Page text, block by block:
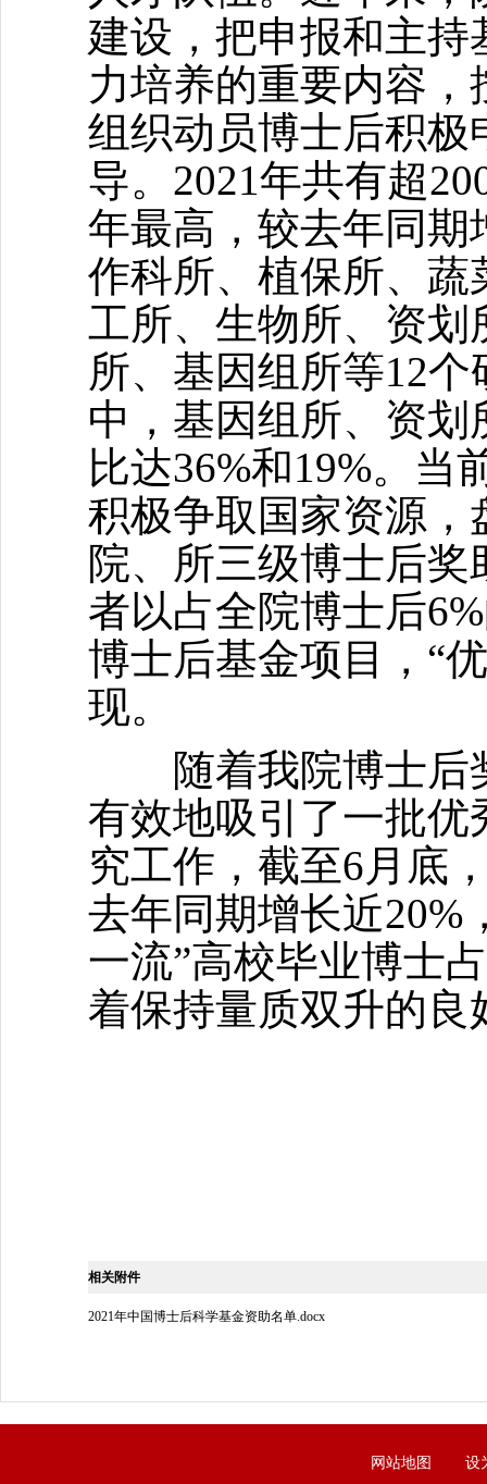
建设，把申报和主
力培养的重要内容，
组织动员博士后积
导。2021年共有超
年最高，较去年同期
作科所、植保所、
工所、生物所、资
所、基因组所等12
中，基因组所、资
比达36%和19%。当
积极争取国家资源
院、所三级博士后奖
者以占全院博士后
博士后基金项目，“
现。
随着我院博士后
有效地吸引了一批
究工作，截至6月底
去年同期增长近20%
一流”高校毕业博士
着保持量质双升的良
相关附件
2021年中国博士后科学基金资助名单.docx
网站地图 设